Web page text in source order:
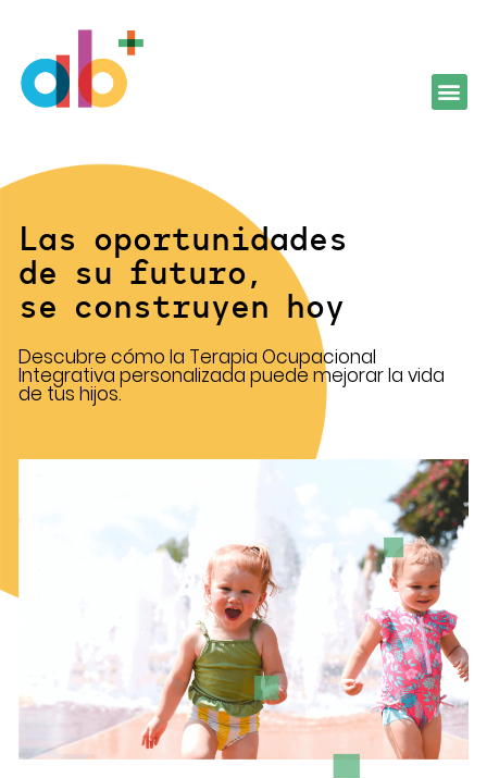
Las oportunidades
de su futuro,
se construyen hoy
Descubre cómo la Terapia Ocupacional
Integrativa personalizada puede mejorar la vida
de tus hijos.